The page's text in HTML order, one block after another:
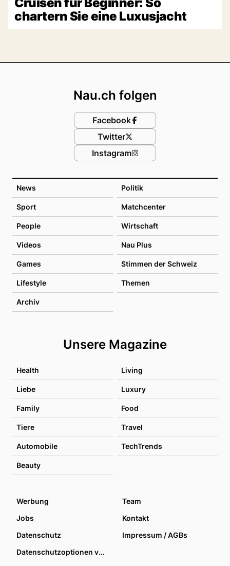
chartern Sie eine Luxusjacht
News Politik
Sport Matchcenter
People Wirtschaft
Videos Nau Plus
Games Stimmen der Schweiz
Lifestyle Themen
Archiv
Unsere Magazine
Health Living
Liebe Luxury
Family Food
Tiere Travel
Automobile TechTrends
Beauty
Nau.ch folgen
Facebook
Twitter
Instagram
Werbung
Team
Jobs
Kontakt
Datenschutz
Impressum / AGBs
Datenschutzoptionen verwalten